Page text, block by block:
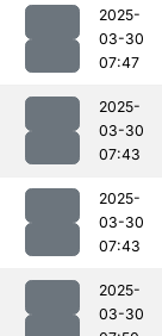
2025-
03-30
07:47
2025-
03-30
07:43
2025-
03-30
07:43
2025-
03-30